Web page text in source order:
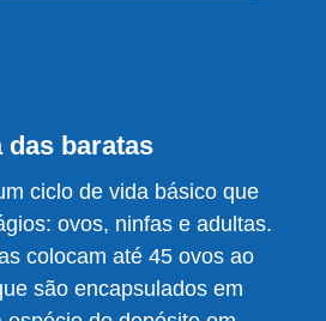
das baratas
ciclo de vida básico que
ovos, ninfas e adultas.
colocam até 45 ovos ao
são encapsulados em